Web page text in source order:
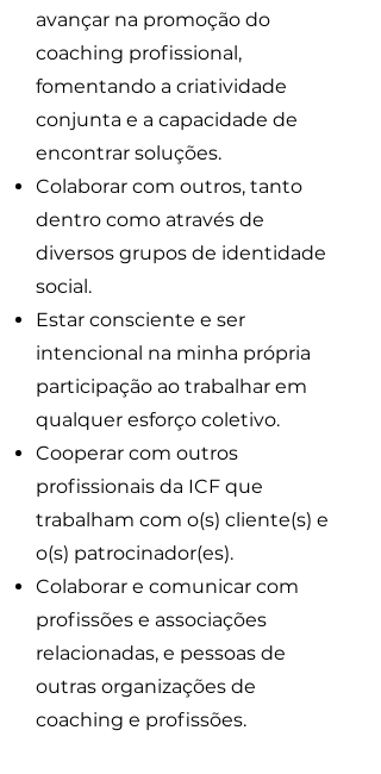
avançar na promoção do
coaching profissional,
fomentando a criatividade
conjunta e a capacidade de
encontrar soluções.
Colaborar com outros, tanto
dentro como através de
diversos grupos de identidade
social.
Estar consciente e ser
intencional na minha própria
participação ao trabalhar em
qualquer esforço coletivo.
Cooperar com outros
profissionais da ICF que
trabalham com o(s) cliente(s) e
o(s) patrocinador(es).
Colaborar e comunicar com
profissões e associações
relacionadas, e pessoas de
outras organizações de
coaching e profissões.